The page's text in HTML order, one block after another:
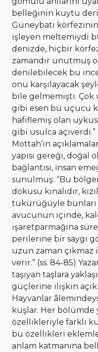
belleğinin kuytu
Güneybatı
işleyen meltemiydi
denizde, hiçbir
zamandır unutmuş
denilebilecek bu
onu karşılayacak
bile gelmemişti. Çok
gibi esen bu uçucu
hafiflemiş olan
gibi usulca
Mottah’ın
yapısı gereği, doğal
bağlantısı, insan
sunulmuş: “Bu
dokusu kınalıdır,
tükürüğüyle bunları
avucunun içinde,
işaretparmağına
perilerine bir saygı
uzun zaman çıkmaz
verir.” (ss. 84-85)
taşıyan taşlara
güçlerine ilişkin
Hayvanlar
kuşlar. Her
özellikleriyle farklı
bu özellikleri
anlam katmanına